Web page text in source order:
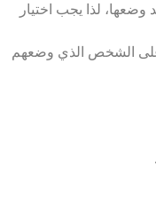
وضعها، لذا يجب اختيار
الشخص الذي وضعهم